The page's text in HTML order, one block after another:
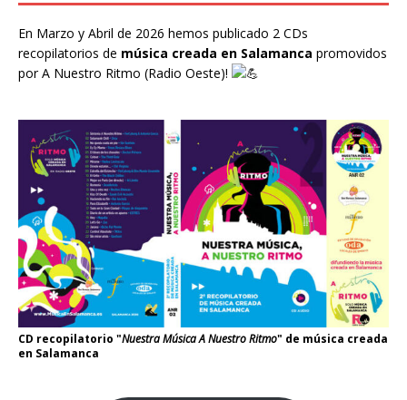
En Marzo y Abril de 2026 hemos publicado 2 CDs
recopilatorios de música creada en Salamanca promovidos
porA Nuestro Ritmo (Radio Oeste)!
CD recopilatorio "Nuestra Música A Nuestro Ritmo" de música creada
en Salamanca